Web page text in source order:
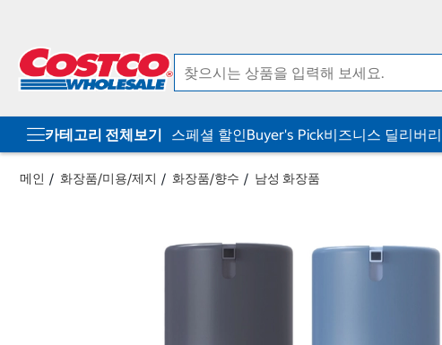
카테고리 전체보기 스페셜 할인Buyer's Pick비즈니스 딜리버리
메인 화장품/미용/제지 화장품/향수 남성 화장품